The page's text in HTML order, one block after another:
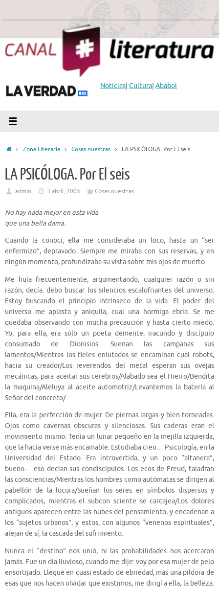
Noticias| Cultura| Ababol
InicioZona Literaria Cosas nuestras LA PSICÓLOGA. Por El seis
LA PSICÓLOGA. Por El seis
admin 3 abril, 2005 Cosas nuestras
No hay nada mejor en esta vida
que una bella dama.
Cuando la conocí, ella me consideraba un loco; hasta un “ser
enfermizo”, depravado. Siempre me miraba con sus reservas, y en
ningún momento, profundizaba su vista sobre mis ojos de muerto.
Me huía frecuentemente, argumentando, cualquier razón o sin
razón; decía: debo buscar los silencios escalofriantes del universo.
Estoy buscando el principio intrínseco de la vida. El poder del
universo me aplasta y aniquila, cual una hormiga ebria. Se me
quedaba observando con mucha precaución y hasta cierto miedo.
Yo, para ella, era sólo un poeta demente, iracundo y discípulo
consumado de Dionisios. Suenan las campanas sus
lamentos/Mientras los fieles enlutados se encaminan cual robots,
hacia su creador/Los reverendos del metal esperan sus ovejas
mecánicas, para aceitar sus cerebros/Alabado sea el Hierro/Bendita
la maquina/Aleluya al aceite automotriz/Levantemos la batería al
Señor del concreto/.
Ella, era la perfección de mujer. De piernas largas y bien torneadas.
Ojos como cavernas obscuras y silenciosas. Sus caderas eran el
movimiento mismo. Tenía un lunar pequeño en la mejilla izquierda,
que la hacía verse más encamable. Estudiaba creo… Psicología, en la
Universidad del Estado. Era introvertida, y un poco “altanera”,
bueno… eso decían sus condiscípulos. Los ecos de Freud, taladran
las consciencias/Mientras los hombres como autómatas se dirigen al
pabellón de la locura/Sueñan los seres en símbolos dispersos y
complicados, mientras el subcon sciente se carcajea/Los dolores
antiguos aparecen entre las nubes del pensamiento, y encadenan a
los “sujetos urbanos”, y estos, con algunos “venenos espirituales”,
alejan de sí, la cascada del sufrimiento.
Nunca el “destino” nos unió, ni las probabilidades nos acercaron
jamás. Fue un día lluvioso, cuando me dije: voy por esa mujer de pelo
ensortijado. Llegué en cuasi estado de ebriedad, más una píldora de
esas que nos hacen olvidar que existimos, me dirigí a ella, la belleza.